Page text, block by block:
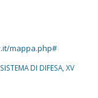
mappa.php#
SISTEMA DI DIFESA, XV